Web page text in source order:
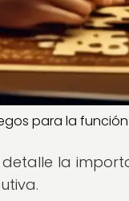
para la
detalle la